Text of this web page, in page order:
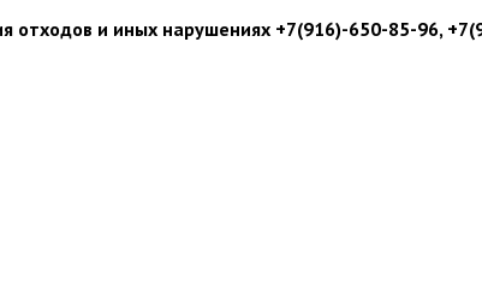
и иных нарушениях +7(916)-650-85-96,